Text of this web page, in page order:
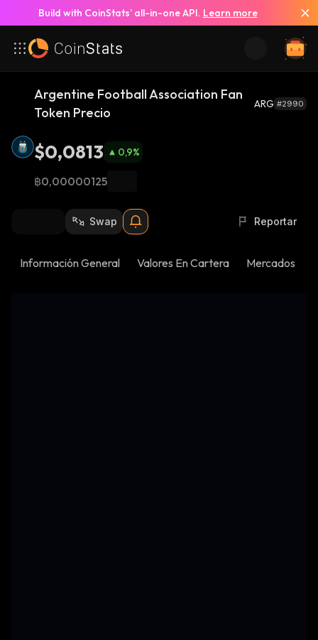
Build with CoinStats’ all-in-one API. Learn more
Argentine Football Association Fan
Token Precio
ARG #2990
$0,0813 0,9%
฿0,00000125
Swap Reportar
Información General Valores En Cartera Mercados